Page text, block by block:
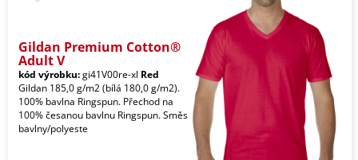
Gildan Premium Cotton®
Adult V
kód výrobku:gi41V00re-xl Red
Gildan 185,0 g/m2 (bílá 180,0 g/m2).
100% bavlna Ringspun. Přechod na
100% česanou bavlnu Ringspun. Směs
bavlny/polyeste